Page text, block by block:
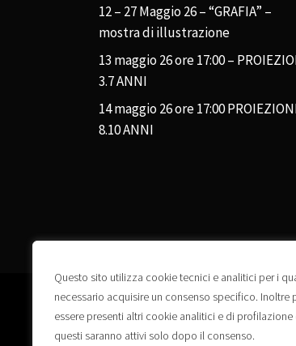
Questo sito utilizza cookie tecnici e analitici per i
necessario acquisire un consenso specifico. Inoltre
essere presenti altri cookie analitici e di
questi saranno attivi solo dopo il consenso.
12 – 27 Maggio 26 – “GRAFIA” –
mostra di illustrazione
13 maggio 26 ore 17:00 –
3.7 ANNI
14 maggio 26 ore 17:00
8.10 ANNI